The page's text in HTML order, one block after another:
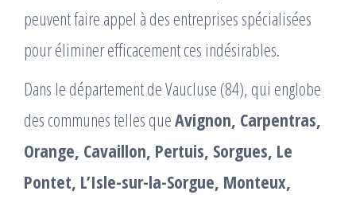
peuvent faire appel à des entreprises spécialisées
pour éliminer efficacement ces indésirables.
Dans le département de Vaucluse (84), qui englobe
des communes telles queAvignon, Carpentras,
Orange, Cavaillon, Pertuis, Sorgues, Le
Pontet, L’Isle-sur-la-Sorgue, Monteux,